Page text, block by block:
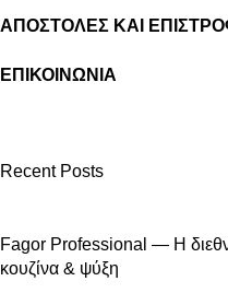
ΑΠΟΣΤΟΛΕΣ ΚΑΙ
ΕΠΙΚΟΙΝΩΝΙΑ
Recent Posts
Fagor Professional — Η
κουζίνα & ψύξη